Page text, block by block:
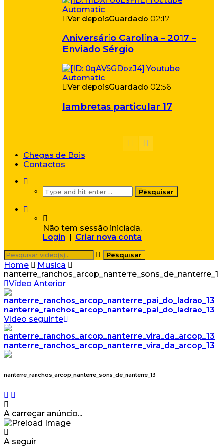
Ver depoisGuardado 02:17
Aniversário Carolina – 2017 –
Enviado Sérgio
Ver depoisGuardado 02:56
lambretas particular 17
Chegas de Bois
Contactos
Não tem sessão iniciada.
Login
Criar nova conta
Home
Musica
Vídeo Anterior
nanterre_ranchos_arcop_nanterre_pai_do_ladrao_13
Vídeo seguinte
nanterre_ranchos_arcop_nanterre_vira_da_arcop_13
nanterre_ranchos_arcop_nanterre_sons_de_nanterre_13
A carregar anúncio...
A seguir